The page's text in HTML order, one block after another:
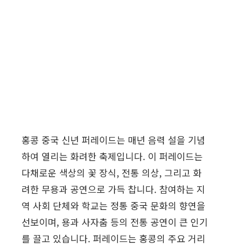
홍콩 중국 신년 퍼레이드는 매년 음력 설을 기념
하여 열리는 화려한 축제입니다. 이 퍼레이드는
다채로운 색상의 꽃 장식, 전통 의상, 그리고 화
려한 무용과 공연으로 가득 찹니다. 참여하는 지
역 사회 단체와 학교는 정통 중국 문화의 향연을
선보이며, 용과 사자춤 등의 전통 공연이 큰 인기
를 끌고 있습니다. 퍼레이드는 홍콩의 주요 거리